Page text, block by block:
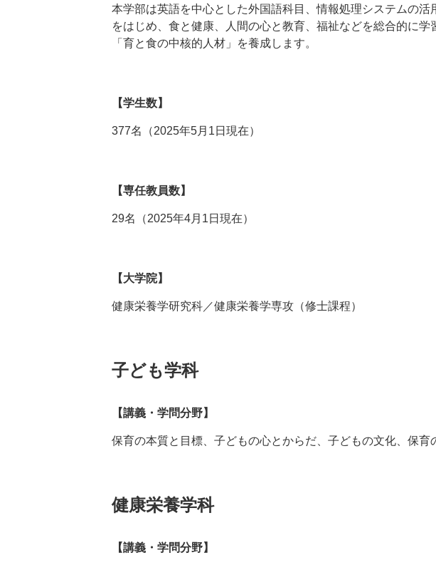
本学部は英語を中心とした外国語科目、情報処理システムの活
をはじめ、食と健康、人間の心と教育、福祉などを総合的に
「育と食の中核的人材」を養成します。
【学生数】
377名（2025年5月1日現在）
【専任教員数】
29名（2025年4月1日現在）
【大学院】
健康栄養学研究科／健康栄養学専攻（修士課程）
子ども学科
【講義・学問分野】
保育の本質と目標、子どもの心とからだ、子どもの文化、保
健康栄養学科
【講義・学問分野】